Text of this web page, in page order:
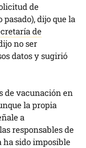
de
dijo que la
de
no ser
datos y sugirió
de vacunación en
la propia
a
responsables de
ha sido imposible